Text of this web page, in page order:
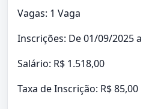
Vagas: 1 Vaga
Inscrições: De 01/09/2025
Salário: R$ 1.518,00
Taxa de Inscrição: R$ 85,00